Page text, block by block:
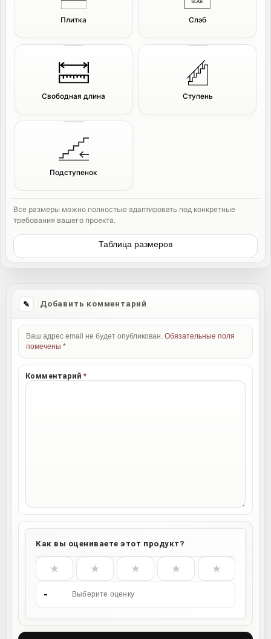
Плитка Слэб
Свободная длина Ступень
Подступенок
Все размеры можно полностью адаптировать под конкретные
требования вашего проекта.
Таблица размеров
Добавить комментарий
Ваш адрес email не будет опубликован. Обязательные поля
помечены *
Комментарий*
Как вы оцениваете этот продукт?
★ ★ ★ ★ ★
- Выберите оценку